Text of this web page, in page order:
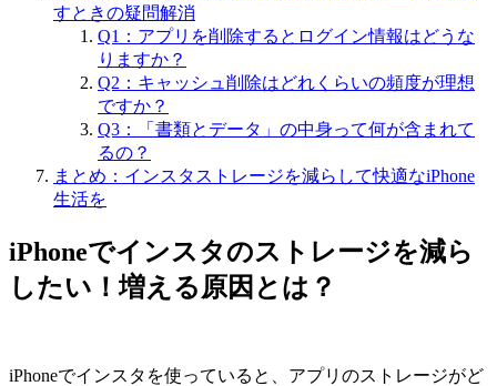
すときの疑問解消
Q1：アプリを削除するとログイン情報はどうな
りますか？
Q2：キャッシュ削除はどれくらいの頻度が理想
ですか？
Q3：「書類とデータ」の中身って何が含まれて
るの？
まとめ：インスタストレージを減らして快適なiPhone
生活を
iPhoneでインスタのストレージを減ら
したい！増える原因とは？
iPhoneでインスタを使っていると、アプリのストレージがど